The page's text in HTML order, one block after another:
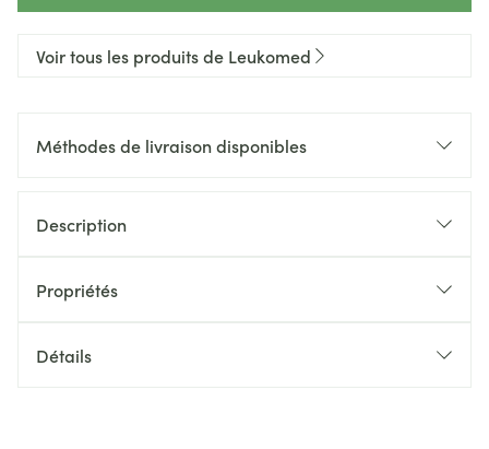
Voir tous les produits de Leukomed
Méthodes de livraison disponibles
Description
Propriétés
Détails